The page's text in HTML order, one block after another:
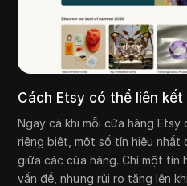
Cách Etsy có thể liên kết
Ngay cả khi mỗi cửa hàng Etsy
riêng biệt, một số tín hiệu nhất
giữa các cửa hàng. Chỉ một tín
vấn đề, nhưng rủi ro tăng lên